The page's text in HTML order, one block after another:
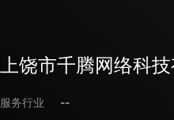
上饶市千腾网络科
服务行业
--